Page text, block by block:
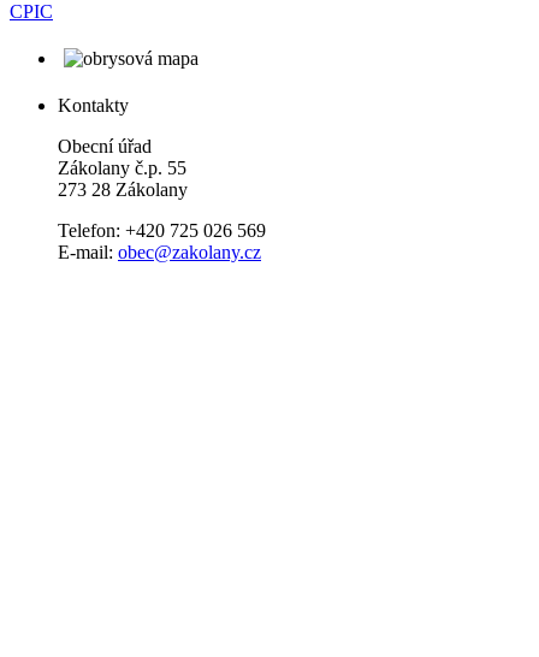
CPIC
Kontakty
Obecní úřad
Zákolany č.p. 55
273 28 Zákolany
Telefon: +420 725 026 569
E-mail: obec@zakolany.cz